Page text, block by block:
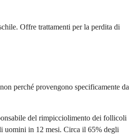
Offre trattamenti per la perdita di
perché provengono specificamente da
del rimpicciolimento dei follicoli
uomini in 12 mesi. Circa il 65% degli